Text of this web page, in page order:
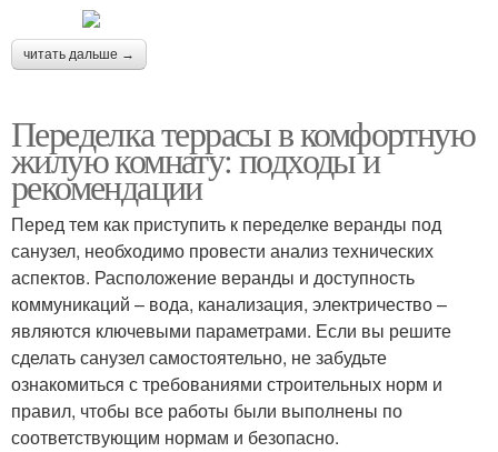
читать дальше →
Переделка террасы в комфортную
жилую комнату: подходы и
рекомендации
Перед тем как приступить к переделке веранды под
санузел, необходимо провести анализ технических
аспектов. Расположение веранды и доступность
коммуникаций – вода, канализация, электричество –
являются ключевыми параметрами. Если вы решите
сделать санузел самостоятельно, не забудьте
ознакомиться с требованиями строительных норм и
правил, чтобы все работы были выполнены по
соответствующим нормам и безопасно.